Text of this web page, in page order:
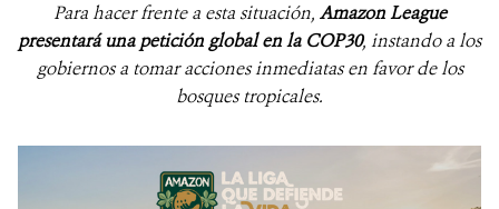
Para hacer frente a esta situación, Amazon League
presentará una petición global en la COP30, instando a los
gobiernos a tomar acciones inmediatas en favor de los
bosques tropicales.